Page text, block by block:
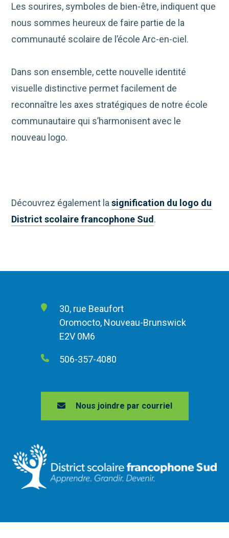
Les sourires, symboles de bien-être, indiquent que
nous sommes heureux de faire partie de la
communauté scolaire de l’école Arc-en-ciel.
Dans son ensemble, cette nouvelle identité
visuelle distinctive permet facilement de
reconnaître les axes stratégiques de notre école
communautaire qui s’harmonisent avec le
nouveau logo.
Découvrez également lasignification du logo du
District scolaire francophone Sud.
30, rue Beaufort
Oromocto, Nouveau-Brunswick
E2V 0M6
506-357-4080
Nous joindre par courriel